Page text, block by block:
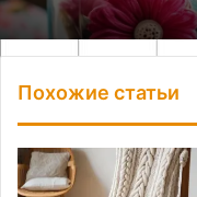
Похожие статьи